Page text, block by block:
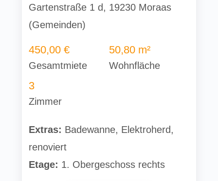
Gartenstraße 1 d, 19230 Moraas
(Gemeinden)
450,00 €
Gesamtmiete
50,80 m²
Wohnfläche
3
Zimmer
Extras: Badewanne, Elektroherd,
renoviert
Etage: 1. Obergeschoss rechts